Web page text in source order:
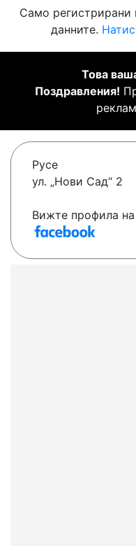
Само регистрирани
данните.
Това
Поздравления!
Русе
ул. „Нови Сад“ 2
Вижте профила